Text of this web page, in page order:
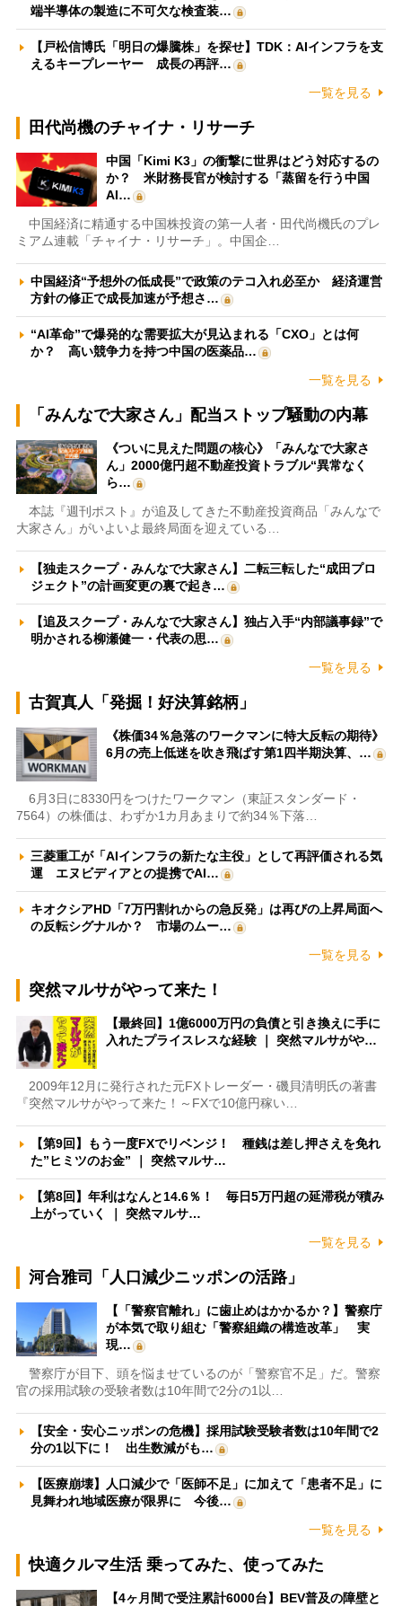
端半導体の製造に不可欠な検査装…
【戸松信博氏「明日の爆騰株」を探せ】TDK：AIインフラを支
えるキープレーヤー 成長の再評…
一覧を見る
田代尚機のチャイナ・リサーチ
中国「Kimi K3」の衝撃に世界はどう対応するの
か？ 米財務長官が検討する「蒸留を行う中国
AI…
中国経済に精通する中国株投資の第一人者・田代尚機氏のプレ
ミアム連載「チャイナ・リサーチ」。中国企…
中国経済“予想外の低成長”で政策のテコ入れ必至か 経済運営
方針の修正で成長加速が予想さ…
“AI革命”で爆発的な需要拡大が見込まれる「CXO」とは何
か？ 高い競争力を持つ中国の医薬品…
一覧を見る
「みんなで大家さん」配当ストップ騒動の内幕
《ついに見えた問題の核心》「みんなで大家さ
ん」2000億円超不動産投資トラブル“異常なく
ら…
本誌『週刊ポスト』が追及してきた不動産投資商品「みんなで
大家さん」がいよいよ最終局面を迎えている…
【独走スクープ・みんなで大家さん】二転三転した“成田プロ
ジェクト”の計画変更の裏で起き…
【追及スクープ・みんなで大家さん】独占入手“内部議事録”で
明かされる柳瀬健一・代表の思…
一覧を見る
古賀真人「発掘！好決算銘柄」
《株価34％急落のワークマンに特大反転の期待》
6月の売上低迷を吹き飛ばす第1四半期決算、…
6月3日に8330円をつけたワークマン（東証スタンダード・
7564）の株価は、わずか1カ月あまりで約34％下落…
三菱重工が「AIインフラの新たな主役」として再評価される気
運 エヌビディアとの提携でAI…
キオクシアHD「7万円割れからの急反発」は再びの上昇局面へ
の反転シグナルか？ 市場のムー…
一覧を見る
突然マルサがやって来た！
【最終回】1億6000万円の負債と引き換えに手に
入れたプライスレスな経験 ｜ 突然マルサがや…
2009年12月に発行された元FXトレーダー・磯貝清明氏の著書
『突然マルサがやって来た！～FXで10億円稼い…
【第9回】もう一度FXでリベンジ！ 種銭は差し押さえを免れ
た”ヒミツのお金” ｜ 突然マルサ…
【第8回】年利はなんと14.6％！ 毎日5万円超の延滞税が積み
上がっていく ｜ 突然マルサ…
一覧を見る
河合雅司「人口減少ニッポンの活路」
【「警察官離れ」に歯止めはかかるか？】警察庁
が本気で取り組む「警察組織の構造改革」 実
現…
警察庁が目下、頭を悩ませているのが「警察官不足」だ。警察
官の採用試験の受験者数は10年間で2分の1以…
【安全・安心ニッポンの危機】採用試験受験者数は10年間で2
分の1以下に！ 出生数減がも…
【医療崩壊】人口減少で「医師不足」に加えて「患者不足」に
見舞われ地域医療が限界に 今後…
一覧を見る
快適クルマ生活 乗ってみた、使ってみた
【4ヶ月間で受注累計6000台】BEV普及の障壁と